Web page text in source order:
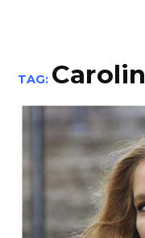
TAG: